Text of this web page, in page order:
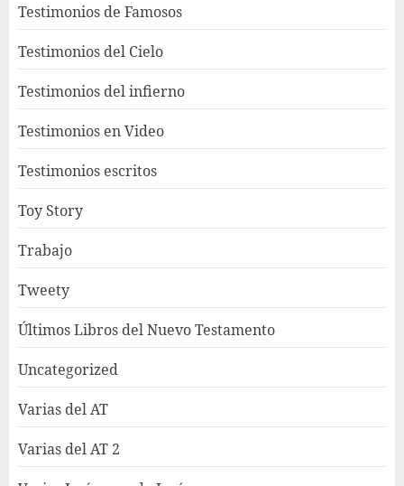
Testimonios de Famosos
Testimonios del Cielo
Testimonios del infierno
Testimonios en Video
Testimonios escritos
Toy Story
Trabajo
Tweety
Últimos Libros del Nuevo Testamento
Uncategorized
Varias del AT
Varias del AT 2